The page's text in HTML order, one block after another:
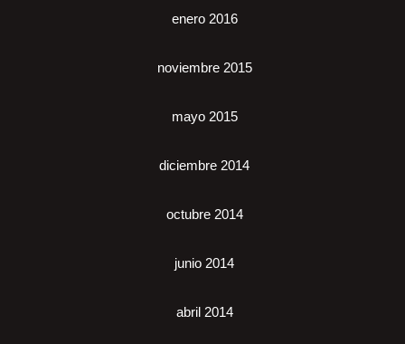
enero 2016
noviembre 2015
mayo 2015
diciembre 2014
octubre 2014
junio 2014
abril 2014